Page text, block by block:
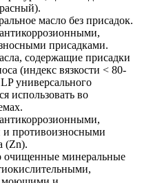
масло без присадок.
присадками.
содержащие присадки
(индекс вязкости < 80-
универсального
использовать во
и противоизносными
(Zn).
очищенные минеральные